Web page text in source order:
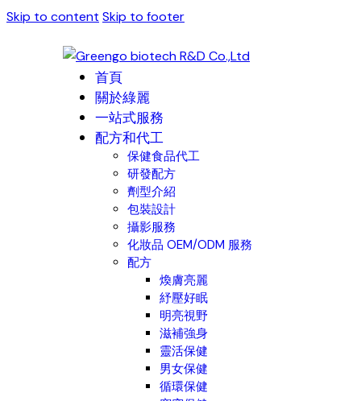
Skip to content Skip to footer
首頁
關於綠麗
一站式服務
配方和代工
保健食品代工
研發配方
劑型介紹
包裝設計
攝影服務
化妝品 OEM/ODM 服務
配方
煥膚亮麗
紓壓好眠
明亮視野
滋補強身
靈活保健
男女保健
循環保健